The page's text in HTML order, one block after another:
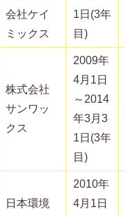
会社ケイ
ミックス
1日(3年
目)
株式会社
サンワッ
クス
2009年
4月1日
～2014
年3月3
1日(3年
目)
日本環境
2010年
4月1日